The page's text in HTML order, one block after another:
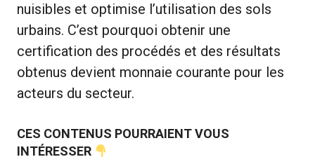
nuisibles et optimise l’utilisation des sols
urbains. C’est pourquoi obtenir une
certification des procédés et des résultats
obtenus devient monnaie courante pour les
acteurs du secteur.
CES CONTENUS POURRAIENT VOUS
INTÉRESSER